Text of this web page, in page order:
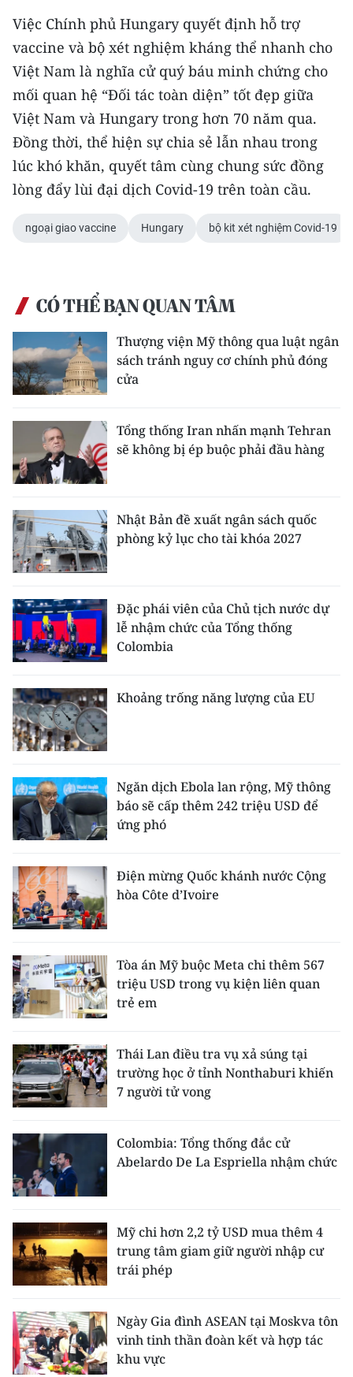
RADIO
MEDIA CENTER
E-Magazine
Video
Media Chính trị
Media Kinh tế
Media Xã hội
Media Du lịch
Media Thế giới
Media Thể thao
Media Giáo dục
Media Khoa học - Công nghệ
Media Môi trường
Ảnh
Infographic
TIN MỚI
TIN ĐỊA PHƯƠNG
Đồng bằng sông Hồng
Bắc Trung Bộ
Duyên hải Nam Trung Bộ và Tây
Nguyên
Đông Nam Bộ
Đồng bằng sông Cửu Long
Chuyên trang Hà Nội
Chuyên trang TP. Hồ Chí Minh
CHUYÊN ĐỀ
CÁC CHUYÊN TRANG
VỀ BÁO NHÂN DÂN
THỜI NAY
NHÂN DÂN CUỐI TUẦN
NHÂN DÂN HẰNG THÁNG
ĐỌC BÁO IN
Việc Chính phủ Hungary quyết định hỗ trợ
vaccine và bộ xét nghiệm kháng thể nhanh cho
Việt Nam là nghĩa cử quý báu minh chứng cho
mối quan hệ “Đối tác toàn diện” tốt đẹp giữa
Việt Nam và Hungary trong hơn 70 năm qua.
Đồng thời, thể hiện sự chia sẻ lẫn nhau trong
lúc khó khăn, quyết tâm cùng chung sức đồng
lòng đẩy lùi đại dịch Covid-19 trên toàn cầu.
ngoại giao vaccine Hungary bộ kit xét nghiệm Covid-19
CÓ THỂ BẠN QUAN TÂM
Thượng viện Mỹ thông qua luật ngân
sách tránh nguy cơ chính phủ đóng
cửa
Tổng thống Iran nhấn mạnh Tehran
sẽ không bị ép buộc phải đầu hàng
Nhật Bản đề xuất ngân sách quốc
phòng kỷ lục cho tài khóa 2027
Đặc phái viên của Chủ tịch nước dự
lễ nhậm chức của Tổng thống
Colombia
Khoảng trống năng lượng của EU
Ngăn dịch Ebola lan rộng, Mỹ thông
báo sẽ cấp thêm 242 triệu USD để
ứng phó
Điện mừng Quốc khánh nước Cộng
hòa Côte d’Ivoire
Tòa án Mỹ buộc Meta chi thêm 567
triệu USD trong vụ kiện liên quan
trẻ em
Thái Lan điều tra vụ xả súng tại
trường học ở tỉnh Nonthaburi khiến
7 người tử vong
Colombia: Tổng thống đắc cử
Abelardo De La Espriella nhậm chức
Mỹ chi hơn 2,2 tỷ USD mua thêm 4
trung tâm giam giữ người nhập cư
trái phép
Ngày Gia đình ASEAN tại Moskva tôn
vinh tinh thần đoàn kết và hợp tác
khu vực